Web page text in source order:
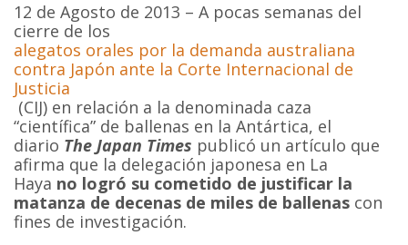
12 de Agosto de 2013 – A pocas semanas del
cierre de los
alegatos orales por la demanda australiana
contra Japón ante la Corte Internacional de
Justicia
(CIJ) en relación a la denominada caza
“científica” de ballenas en la Antártica, el
diario The Japan Times publicó un artículo que
afirma que la delegación japonesa en La
Haya no logró su cometido de justificar la
matanza de decenas de miles de ballenas con
fines de investigación.